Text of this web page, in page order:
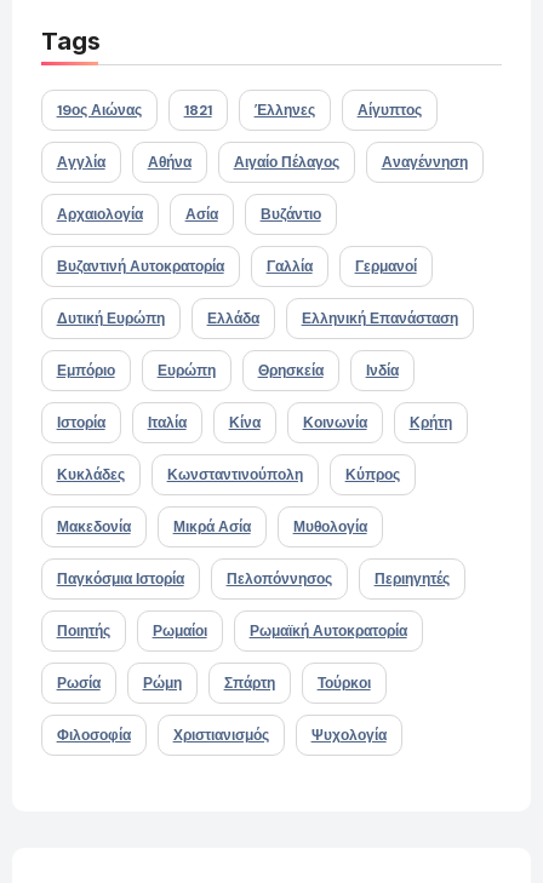
Tags
19ος Αιώνας 1821 Έλληνες Αίγυπτος
Αγγλία Αθήνα Αιγαίο Πέλαγος Αναγέννηση
Αρχαιολογία Ασία Βυζάντιο
Βυζαντινή Αυτοκρατορία Γαλλία Γερμανοί
Δυτική Ευρώπη Ελλάδα Ελληνική Επανάσταση
Εμπόριο Ευρώπη Θρησκεία Ινδία
Ιστορία Ιταλία Κίνα Κοινωνία Κρήτη
Κυκλάδες Κωνσταντινούπολη Κύπρος
Μακεδονία Μικρά Ασία Μυθολογία
Παγκόσμια Ιστορία Πελοπόννησος Περιηγητές
Ποιητής Ρωμαίοι Ρωμαϊκή Αυτοκρατορία
Ρωσία Ρώμη Σπάρτη Τούρκοι
Φιλοσοφία Χριστιανισμός Ψυχολογία